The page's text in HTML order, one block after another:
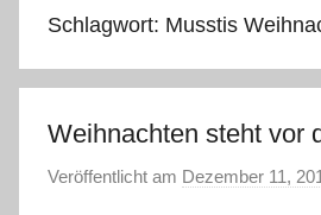
Lifestyle,
Produkttests
vieles
Schlagwort: Musstis
Weihnachten steht vor
Veröffentlicht am Dezember 11,